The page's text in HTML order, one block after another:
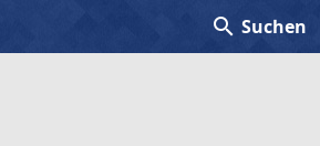
search Suchen